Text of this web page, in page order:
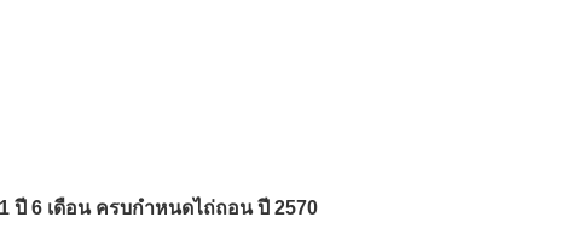
ปี 6 เดือน ครบกำหนดไถ่ถอน ปี 2570